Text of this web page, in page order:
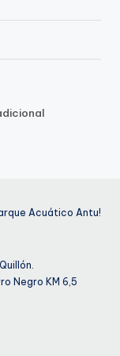
Acuático Antu!
Negro KM 6,5